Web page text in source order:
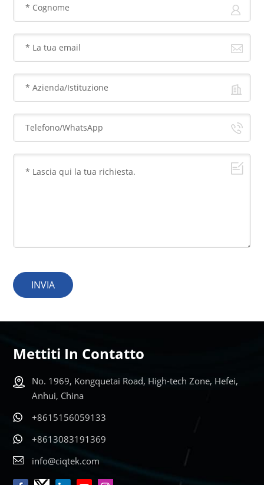
INVIA
Mettiti In Contatto
No. 1969, Kongquetai Road, High-tech Zone, Hefei,
Anhui, China
+8615156059133
+8613083191369
info@ciqtek.com